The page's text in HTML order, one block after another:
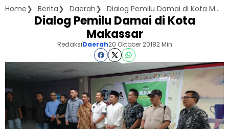
Home Berita Daerah Dialog Pemilu Damai di Kota Makassar
Dialog Pemilu Damai di Kota
Makassar
RedaksiDaerah20 Oktober 20182 Min